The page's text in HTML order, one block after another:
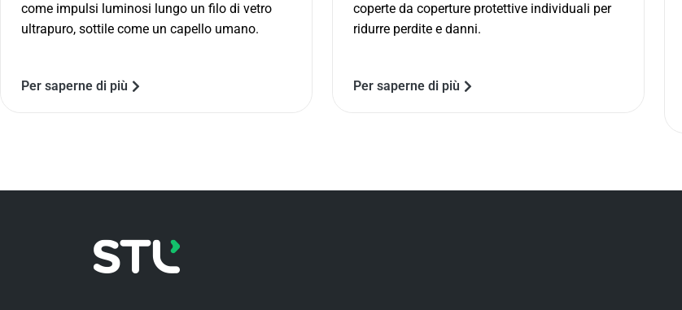
come impulsi luminosi lungo un filo di vetro
ultrapuro, sottile come un capello umano.
Per saperne di più
coperte da coperture protettive individuali per
ridurre perdite e danni.
Per saperne di più